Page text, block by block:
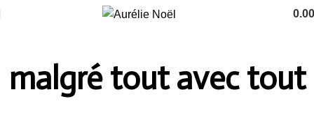
0.00
malgré tout avec tout